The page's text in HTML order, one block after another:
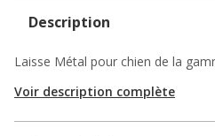
Description
Laisse Métal pour chien de la
Voir description complète